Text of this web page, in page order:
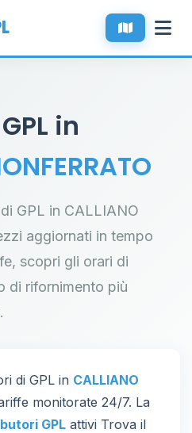
in
GPL in CALLIANO
aggiornati in tempo
scopri gli orari di
di rifornimento più
di GPL in CALLIANO
monitorate 24/7. La
GPL attivi Trova il